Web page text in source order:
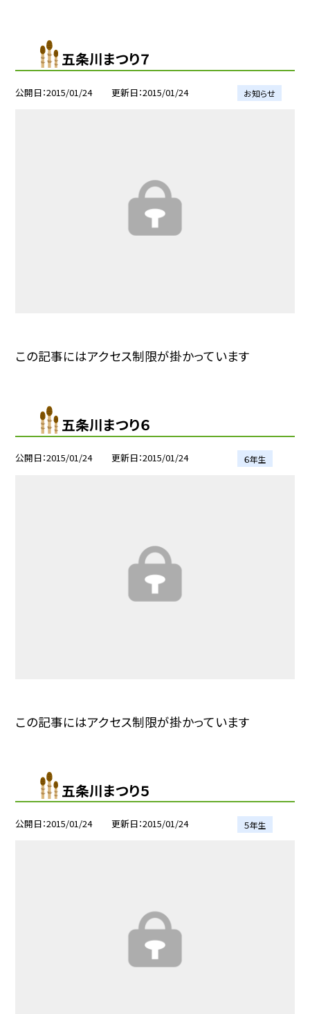
五条川まつり７
公開日 2015/01/24 更新日 2015/01/24 お知らせ
この記事にはアクセス制限が掛かっています
五条川まつり６
公開日 2015/01/24 更新日 2015/01/24 ６年生
この記事にはアクセス制限が掛かっています
五条川まつり５
公開日 2015/01/24 更新日 2015/01/24 ５年生